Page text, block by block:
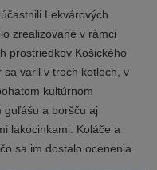
Lekvárových
zrealizované v rámci
prostriedkov Košického
sa varil v troch kotloch, v
kultúrnom
guľášu a boršču aj
lakocinkami. Koláče a
sa im dostalo ocenenia.